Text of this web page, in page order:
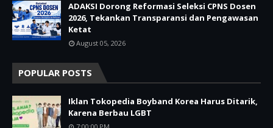
ADAKSI Dorong Reformasi Seleksi CPNS Dosen
2026, Tekankan Transparansi dan Pengawasan
Ketat
August 05, 2026
POPULAR POSTS
Iklan Tokopedia Boyband Korea Harus Ditarik,
Karena Berbau LGBT